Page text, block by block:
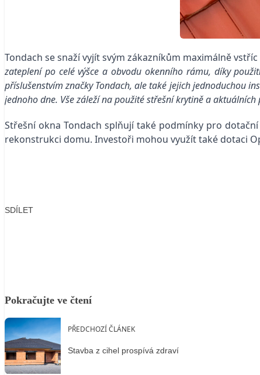
Tondach se snaží vyjít svým zákazníkům maximálně
zateplení po celé výšce a obvodu okenního rámu, díky
příslušenstvím značky Tondach, ale také jejich jednoduchou
jednoho dne. Vše záleží na použité střešní krytině a aktuálních
Střešní okna Tondach splňují také podmínky pro
rekonstrukci domu. Investoři mohou využít také dotaci
SDÍLET
Pokračujte ve čtení
PŘEDCHOZÍ ČLÁNEK
Stavba z cihel prospívá zdraví